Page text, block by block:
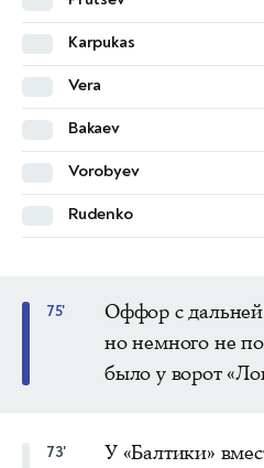
Karpukas
Vera
Bakaev
Vorobyev
Rudenko
Gassama
Varatynov
Mendel
Beveev
Yenne
Derik Lacerda
75'
Оффор с дальней
но немного не
было у ворот
73'
У «Балтики»